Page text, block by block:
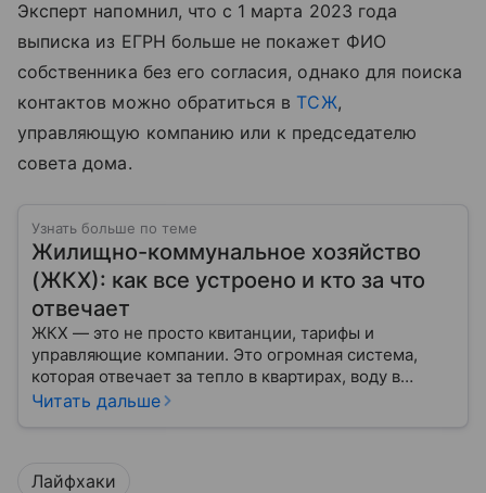
Эксперт напомнил, что с 1 марта 2023 года
выписка из ЕГРН больше не покажет ФИО
собственника без его согласия, однако для поиска
контактов можно обратиться в ТСЖ,
управляющую компанию или к председателю
совета дома.
Узнать больше по теме
Жилищно-коммунальное хозяйство
(ЖКХ): как все устроено и кто за что
отвечает
ЖКХ — это не просто квитанции, тарифы и
управляющие компании. Это огромная система,
которая отвечает за тепло в квартирах, воду в
кране, освещение улиц и чистоту во дворах.
Читать дальше
Лайфхаки